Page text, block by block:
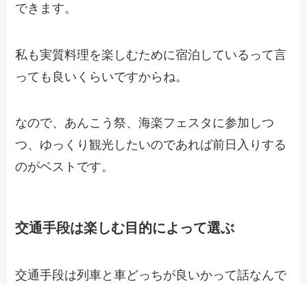
できます。
私も実質料理を楽しむために宿泊しているって言
っても良いくらいですからね。
なので、あんこう祭、海楽フェスタに参加しつ
つ、ゆっくり観光したいのであれば前日入りする
のがベストです。
交通手段は楽しむ目的によって選ぶ
交通手段は列車と車どっちが良いかって話なんで